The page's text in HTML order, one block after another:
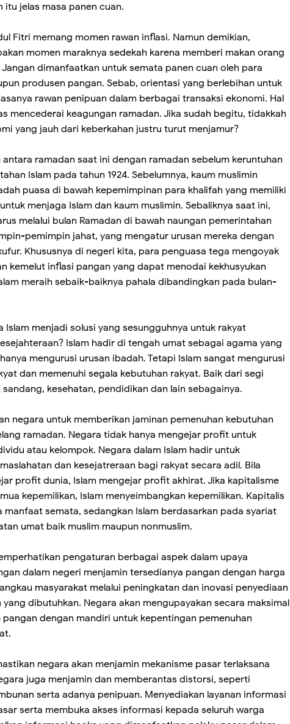
itu jelas masa panen cuan.
Fitri memang momen rawan inflasi. Namun demikian,
momen maraknya sedekah karena memberi makan orang
dimanfaatkan untuk semata panen cuan oleh para
produsen pangan. Sebab, orientasi yang berlebihan untuk
rawan penipuan dalam berbagai transaksi ekonomi. Hal
mencederai keagungan ramadan. Jika sudah begitu, tidakkah
yang jauh dari keberkahan justru turut menjamur?
ramadan saat ini dengan ramadan sebelum keruntuhan
Islam pada tahun 1924. Sebelumnya, kaum muslimin
puasa di bawah kepemimpinan para khalifah yang memiliki
menjaga Islam dan kaum muslimin. Sebaliknya saat ini,
melalui bulan Ramadan di bawah naungan pemerintahan
pemimpin jahat, yang mengatur urusan mereka dengan
Khususnya di negeri kita, para penguasa tega mengoyak
kemelut inflasi pangan yang dapat menodai kekhusyukan
meraih sebaik-baiknya pahala dibandingkan pada bulan-
Islam menjadi solusi yang sesungguhnya untuk rakyat
Islam hadir di tengah umat sebagai agama yang
mengurusi urusan ibadah. Tetapi Islam sangat mengurusi
dan memenuhi segala kebutuhan rakyat. Baik dari segi
kesehatan, pendidikan dan lain sebagainya.
negara untuk memberikan jaminan pemenuhan kebutuhan
ramadan. Negara tidak hanya mengejar profit untuk
atau kelompok. Negara dalam Islam hadir untuk
dan kesejatreraan bagi rakyat secara adil. Bila
profit dunia, Islam mengejar profit akhirat. Jika kapitalisme
kepemilikan, Islam menyeimbangkan kepemilikan. Kapitalis
manfaat semata, sedangkan Islam berdasarkan pada syariat
umat baik muslim maupun nonmuslim.
pengaturan berbagai aspek dalam upaya
dalam negeri menjamin tersedianya pangan dengan harga
masyarakat melalui peningkatan dan inovasi penyediaan
dibutuhkan. Negara akan mengupayakan secara maksimal
dengan mandiri untuk kepentingan pemenuhan
negara akan menjamin mekanisme pasar terlaksana
juga menjamin dan memberantas distorsi, seperti
serta adanya penipuan. Menyediakan layanan informasi
serta membuka akses informasi kepada seluruh warga